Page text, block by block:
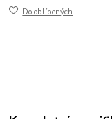
Do oblíbených